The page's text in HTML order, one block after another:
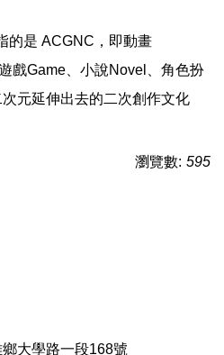
的是 ACGNC，即動畫
戲Game、小說Novel、角色扮
元延伸出去的二次創作文化
瀏覽數: 595
大學路一段168號